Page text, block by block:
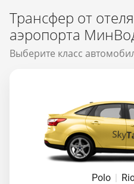
Трансфер от
аэропорта
Выберите класс
Polo |